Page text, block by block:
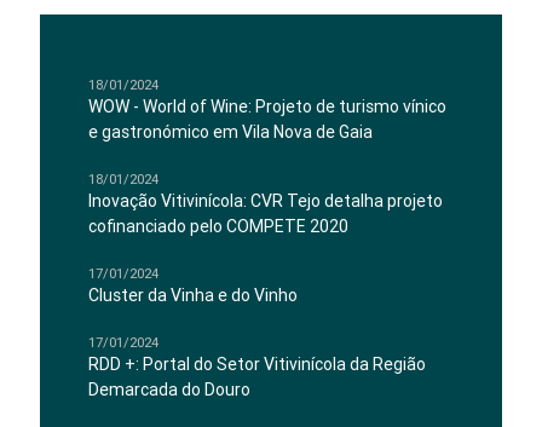
18/01/2024
WOW - World of Wine: Projeto de turismo vínico
e gastronómico em Vila Nova de Gaia
18/01/2024
Inovação Vitivinícola: CVR Tejo detalha projeto
cofinanciado pelo COMPETE 2020
17/01/2024
Cluster da Vinha e do Vinho
17/01/2024
RDD +: Portal do Setor Vitivinícola da Região
Demarcada do Douro